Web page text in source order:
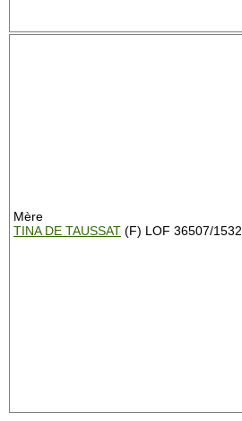
Mère
TINA DE TAUSSAT (F) LOF 36507/1532